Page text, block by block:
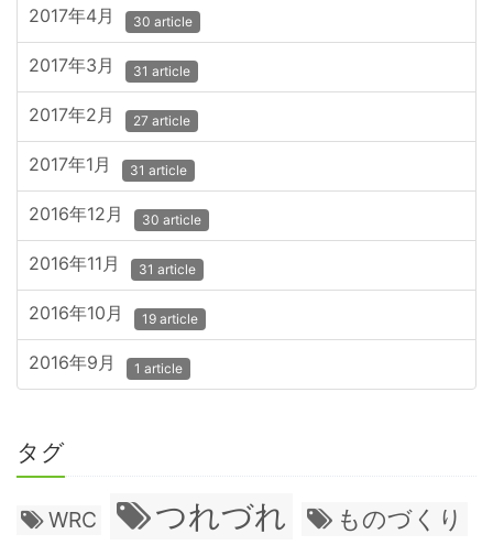
2017年4月 30 article
2017年3月 31 article
2017年2月 27 article
2017年1月 31 article
2016年12月 30 article
2016年11月 31 article
2016年10月 19 article
2016年9月 1 article
タグ
WRC つれづれ ものづくり